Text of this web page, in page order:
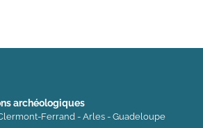
archéologiques
Ferrand - Arles - Guadeloupe